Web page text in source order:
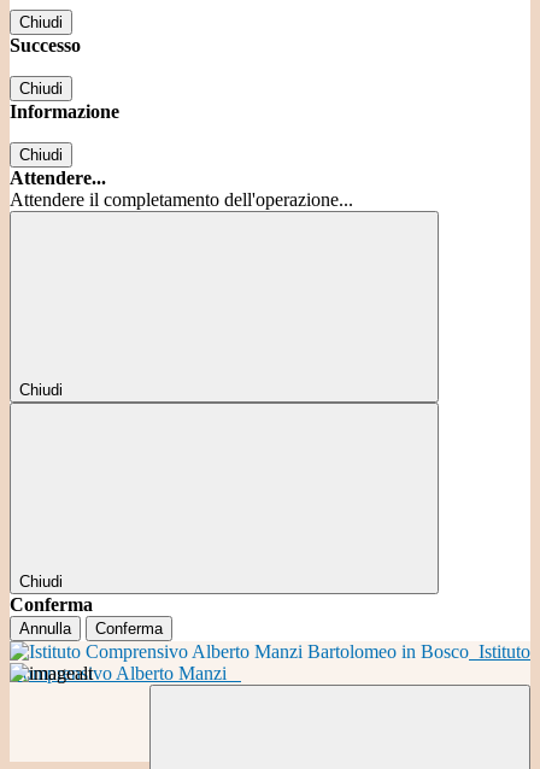
Chiudi
Successo
Chiudi
Informazione
Chiudi
Attendere...
Attendere il completamento dell'operazione...
Chiudi
Chiudi
Conferma
Annulla Conferma
Istituto
Comprensivo Alberto Manzi